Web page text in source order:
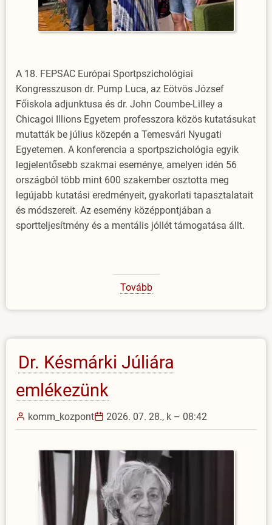
A 18. FEPSAC Európai Sportpszichológiai
Kongresszuson dr. Pump Luca, az Eötvös József
Főiskola adjunktusa és dr. John Coumbe-Lilley a
Chicagoi Illions Egyetem professzora közös kutatásukat
mutatták be július közepén a Temesvári Nyugati
Egyetemen. A konferencia a sportpszichológia egyik
legjelentősebb szakmai eseménye, amelyen idén 56
országból több mint 600 szakember osztotta meg
legújabb kutatási eredményeit, gyakorlati tapasztalatait
és módszereit. Az esemény középpontjában a
sportteljesítmény és a mentális jóllét támogatása állt.
Tovább(Amerikai
Dr. Késmárki Júliára
emlékezünk
komm_kozpont 2026. 07. 28., k – 08:42